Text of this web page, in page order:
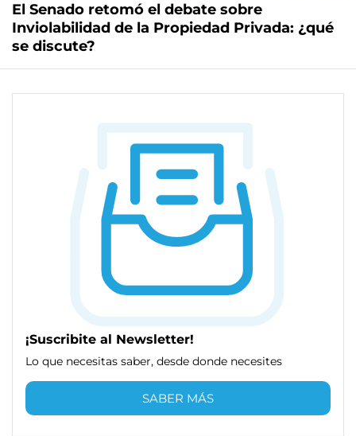
El Senado retomó el debate sobre
Inviolabilidad de la Propiedad Privada: ¿qué
se discute?
¡Suscribite al Newsletter!
Lo que necesitas saber, desde donde necesites
SABER MÁS